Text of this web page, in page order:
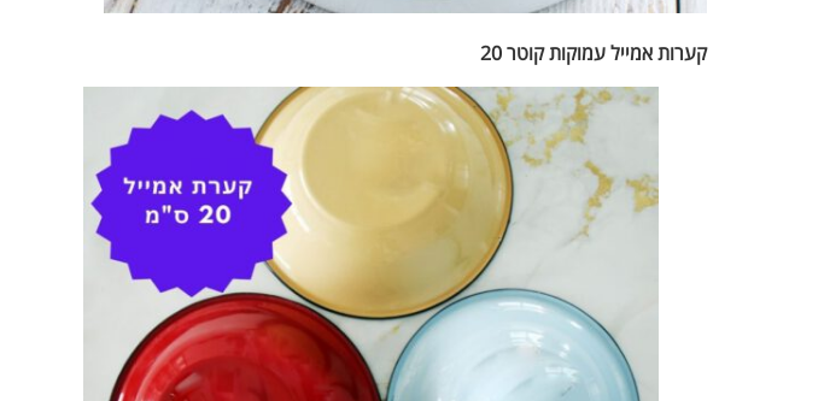
קערות אמייל עמוקות קוטר 20